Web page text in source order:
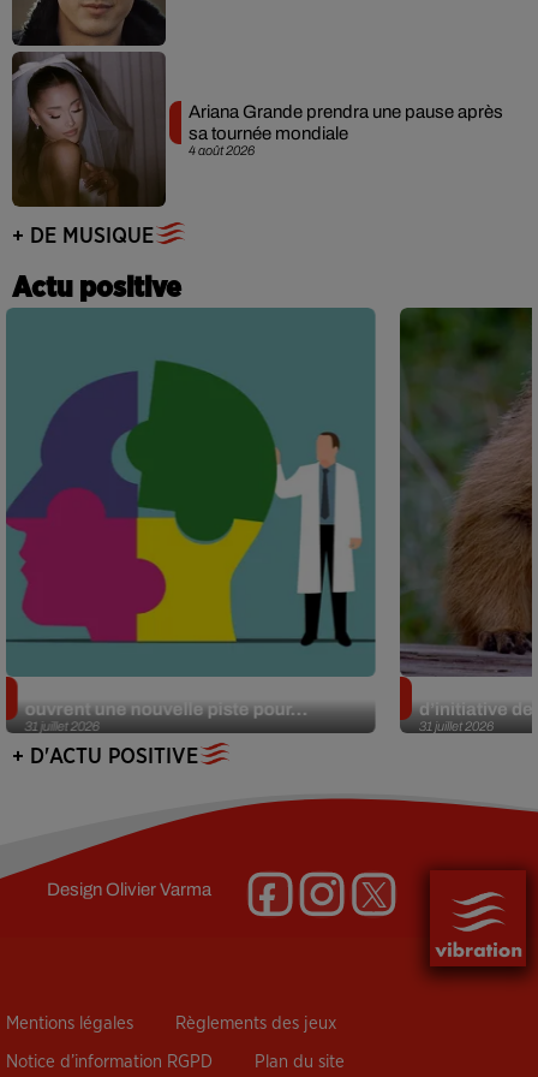
4 août 2026
Ariana Grande prendra une pause après
sa tournée mondiale
+ DE MUSIQUE
Actu positive
31 juillet 2026
ouvrent une nouvelle piste pour...
31 juillet 2026
d’initiative
+ D'ACTU POSITIVE
DesignOlivier Varma
Mentions légales Règlements des jeux
Notice d’information RGPD Plan du site